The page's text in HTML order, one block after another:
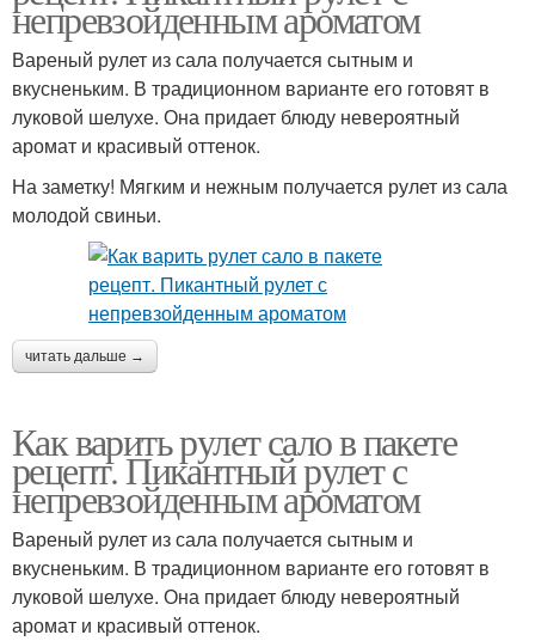
непревзойденным ароматом
Вареный рулет из сала получается сытным и
вкусненьким. В традиционном варианте его готовят в
луковой шелухе. Она придает блюду невероятный
аромат и красивый оттенок.
На заметку! Мягким и нежным получается рулет из сала
молодой свиньи.
читать дальше →
Как варить рулет сало в пакете
рецепт. Пикантный рулет с
непревзойденным ароматом
Вареный рулет из сала получается сытным и
вкусненьким. В традиционном варианте его готовят в
луковой шелухе. Она придает блюду невероятный
аромат и красивый оттенок.